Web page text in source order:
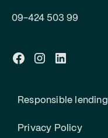
09-424 503 99
Responsible lending
Privacy Policy